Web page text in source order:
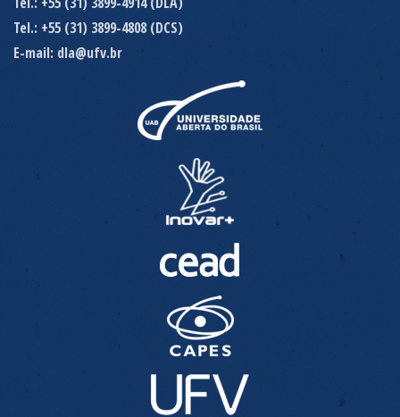
Tel.: +55 (31) 3899-4808 (DCS)
E-mail: dla@ufv.br